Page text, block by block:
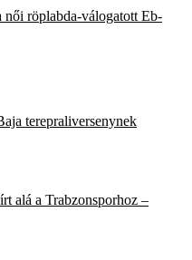
röplabda-válogatott Eb-
terepraliversenynek
alá a Trabzonsporhoz –